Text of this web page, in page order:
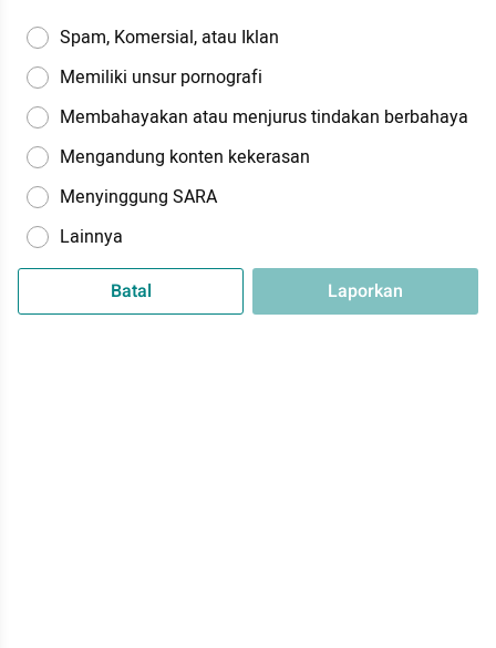
Spam, Komersial, atau Iklan
Memiliki unsur pornografi
Membahayakan atau menjurus tindakan berbahaya
Mengandung konten kekerasan
Menyinggung SARA
Lainnya
Batal Laporkan